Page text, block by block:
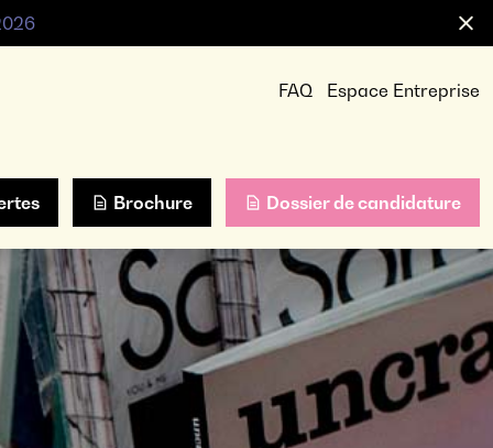
FAQ Espace Entreprise
Brochure Dossier de candidature